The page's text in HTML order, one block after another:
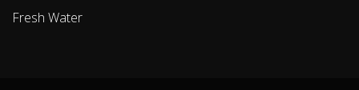
Fresh Water